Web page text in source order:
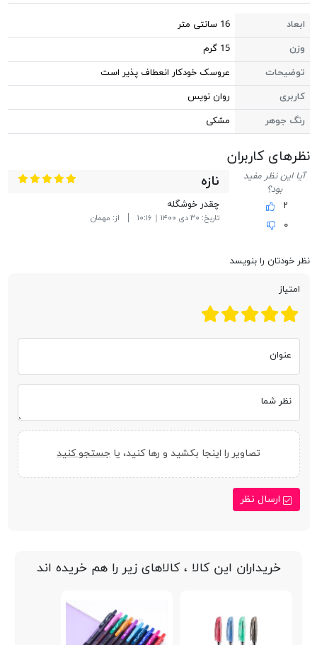
ابعاد
16 سانتی متر
وزن
15 گرم
توضیحات
عروسک خودکار انعطاف پذیر است
کاربری
روان نویس
رنگ جوهر
مشکی
نظر‎های کاربران
آیا این نظر مفید
بود؟
۲
۰
نازه
چقدر خوشگله
تاریخ: ۳۰ دی ۱۴۰۰ | ۱۰:۱۶ از: مهمان
نظر خودتان را بنویسد
امتیاز
عنوان
نظر شما
تصاویر را اینجا بکشید و رها کنید، یا جستجو کنید
ارسال نظر
خریداران این کالا ، کالاهای زیر را هم خریده اند